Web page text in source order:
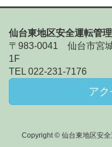
仙台東地区安全運転管
〒983-0041 仙台市宮
1F
TEL 022-231-7176
ア
Copyright © 仙台東地区安